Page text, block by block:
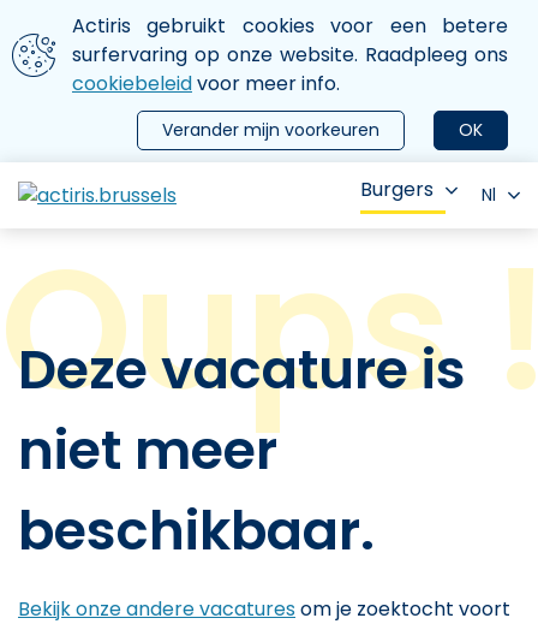
Aller au contenu principal
We gebruiken cookies
Actiris gebruikt cookies voor een betere
surfervaring op onze website. Raadpleeg ons
cookiebeleidvoor meer info.
OK
Verander mijn voorkeuren
le menu
Burgers Nl
Deze vacature is
niet meer
beschikbaar.
Bekijk onze andere vacaturesom je zoektocht voort